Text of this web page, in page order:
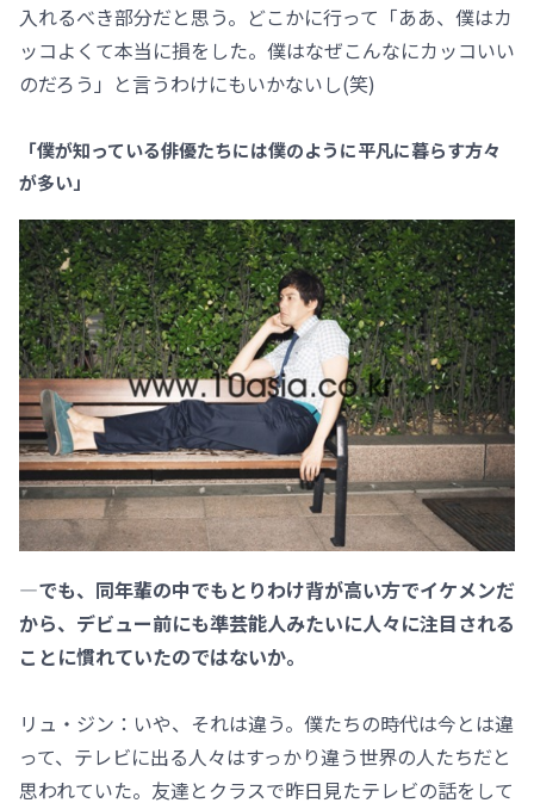
入れるべき部分だと思う。どこかに行って「ああ、僕はカ
ッコよくて本当に損をした。僕はなぜこんなにカッコいい
のだろう」と言うわけにもいかないし(笑)
「僕が知っている俳優たちには僕のように平凡に暮らす方々
が多い」
―でも、同年輩の中でもとりわけ背が高い方でイケメンだ
から、デビュー前にも準芸能人みたいに人々に注目される
ことに慣れていたのではないか。
リュ・ジン：いや、それは違う。僕たちの時代は今とは違
って、テレビに出る人々はすっかり違う世界の人たちだと
思われていた。友達とクラスで昨日見たテレビの話をして